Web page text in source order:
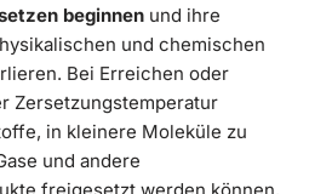
beginnen und ihre
und chemischen
Bei Erreichen oder
Zersetzungstemperatur
in kleinere Moleküle zu
und andere